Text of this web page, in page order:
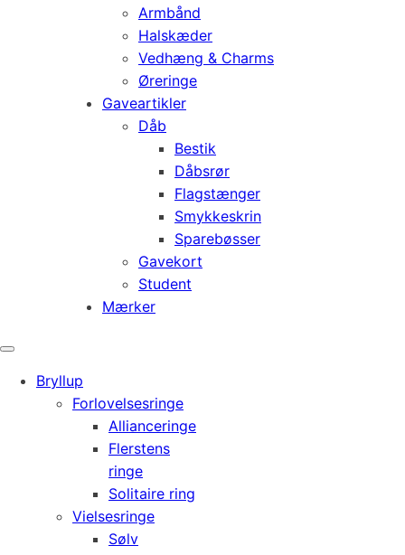
Armbånd
Halskæder
Vedhæng & Charms
Øreringe
Gaveartikler
Dåb
Bestik
Dåbsrør
Flagstænger
Smykkeskrin
Sparebøsser
Gavekort
Student
Mærker
Bryllup
Forlovelsesringe
Allianceringe
Flerstens
ringe
Solitaire ring
Vielsesringe
Sølv